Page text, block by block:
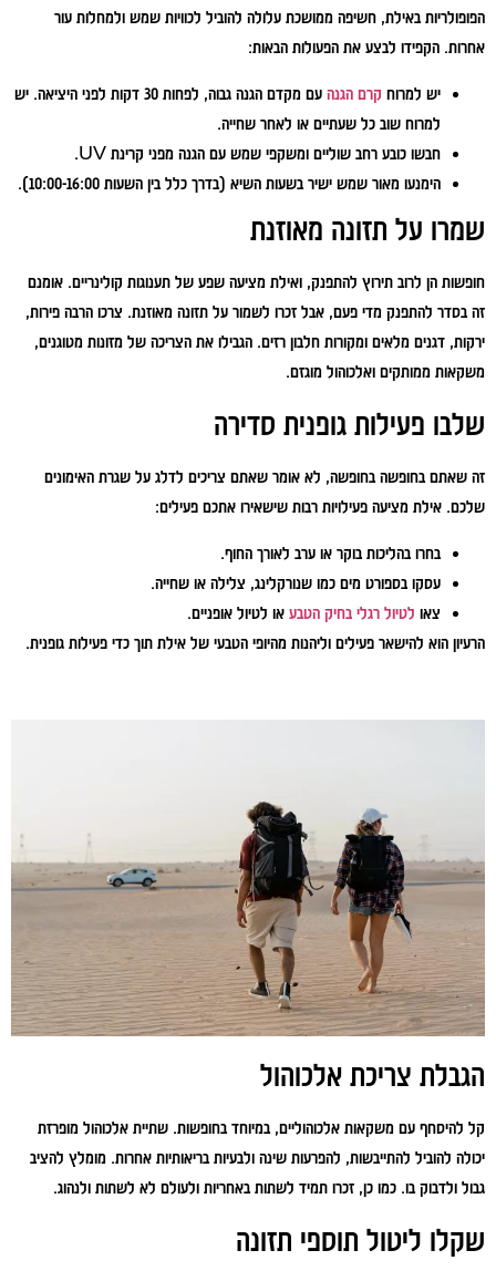
הפופולריות באילת, חשיפה ממושכת עלולה להוביל לכוויות שמש ולמחלות עור
אחרות. הקפידו לבצע את הפעולות הבאות:
יש למרוח קרם הגנה
עם מקדם הגנה גבוה, לפחות 30 דקות לפני היציאה. יש
למרוח שוב כל שעתיים או לאחר שחייה.
חבשו כובע רחב שוליים ומשקפי שמש עם הגנה מפני קרינת UV.
הימנעו מאור שמש ישיר בשעות השיא (בדרך כלל בין השעות 10:00-16:00).
שמרו על תזונה מאוזנת
חופשות הן לרוב תירוץ להתפנק, ואילת מציעה שפע של תענוגות קולינריים. אומנם
זה בסדר להתפנק מדי פעם, אבל זכרו לשמור על תזונה מאוזנת. צרכו הרבה פירות,
ירקות, דגנים מלאים ומקורות חלבון רזים. הגבילו את הצריכה של מזונות מטוגנים,
משקאות ממותקים ואלכוהול מוגזם.
שלבו פעילות גופנית סדירה
זה שאתם בחופשה בחופשה, לא אומר שאתם צריכים לדלג על שגרת האימונים
שלכם. אילת מציעה פעילויות רבות שישאירו אתכם פעילים:
בחרו בהליכות בוקר או ערב לאורך החוף.
עסקו בספורט מים כמו שנורקלינג, צלילה או שחייה.
צאו לטיול רגלי בחיק הטבע או לטיול אופניים.
הרעיון הוא להישאר פעילים וליהנות מהיופי הטבעי של אילת תוך כדי פעילות גופנית.
הגבלת צריכת אלכוהול
קל להיסחף עם משקאות אלכוהוליים, במיוחד בחופשות. שתיית אלכוהול מופרזת
יכולה להוביל להתייבשות, להפרעות שינה ולבעיות בריאותיות אחרות. מומלץ להציב
גבול ולדבוק בו. כמו כן, זכרו תמיד לשתות באחריות ולעולם לא לשתות ולנהוג.
שקלו ליטול תוספי תזונה